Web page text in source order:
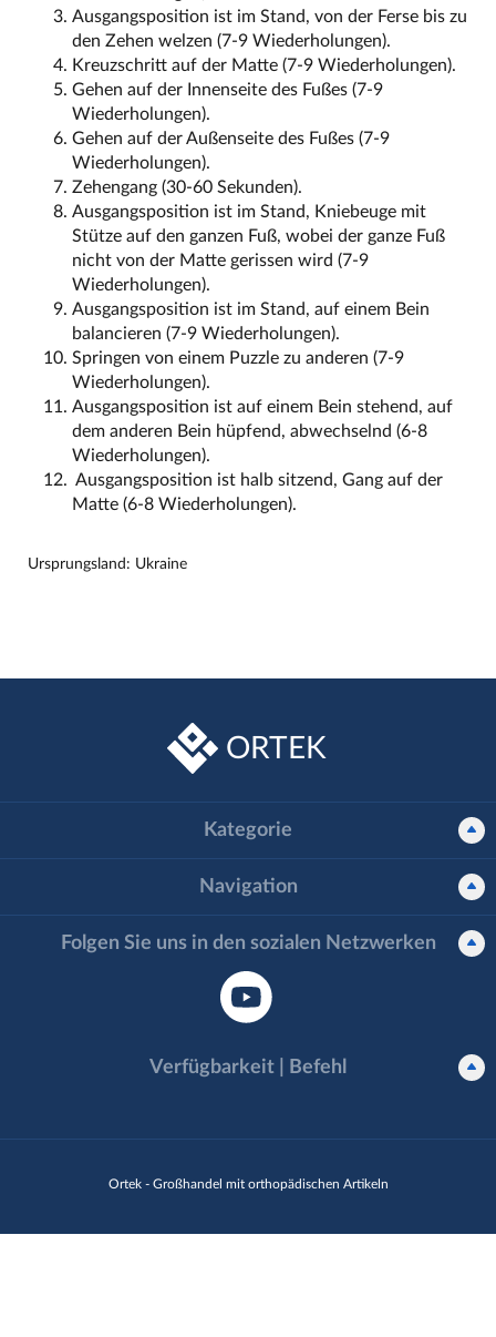
Ausgangsposition ist im Stand, von der Ferse bis zu
den Zehen welzen (7-9 Wiederholungen).
Kreuzschritt auf der Matte (7-9 Wiederholungen).
Gehen auf der Innenseite des Fußes (7-9
Wiederholungen).
Gehen auf der Außenseite des Fußes (7-9
Wiederholungen).
Zehengang (30-60 Sekunden).
Ausgangsposition ist im Stand, Kniebeuge mit
Stütze auf den ganzen Fuß, wobei der ganze Fuß
nicht von der Matte gerissen wird (7-9
Wiederholungen).
Ausgangsposition ist im Stand, auf einem Bein
balancieren (7-9 Wiederholungen).
Springen von einem Puzzle zu anderen (7-9
Wiederholungen).
Ausgangsposition ist auf einem Bein stehend, auf
dem anderen Bein hüpfend, abwechselnd (6-8
Wiederholungen).
Ausgangsposition ist halb sitzend, Gang auf der
Matte (6-8 Wiederholungen).
Ursprungsland: Ukraine
ORTEK
Ortek - Großhandel mit orthopädischen Artikeln
Kategorie
Navigation
Folgen Sie uns in den sozialen Netzwerken
Verfügbarkeit | Befehl